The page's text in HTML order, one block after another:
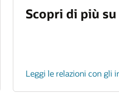
Scopri di più
Leggi le relazioni con gli